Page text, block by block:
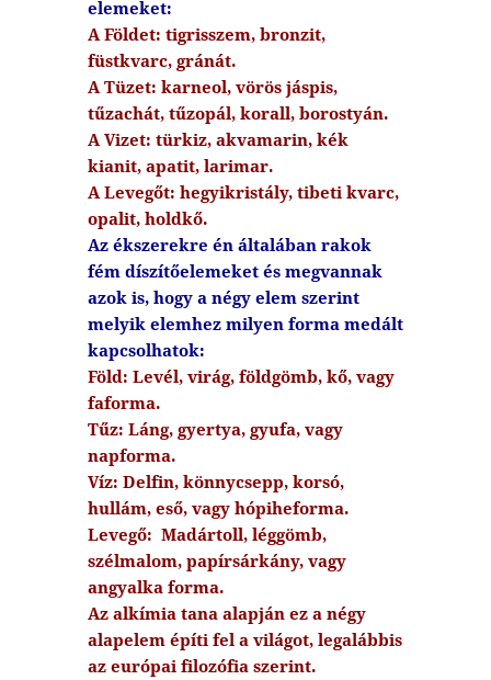
elemeket:
A Földet: tigrisszem, bronzit,
füstkvarc, gránát.
A Tüzet: karneol, vörös jáspis,
tűzachát, tűzopál, korall, borostyán.
A Vizet: türkiz, akvamarin, kék
kianit, apatit, larimar.
A Levegőt: hegyikristály, tibeti kvarc,
opalit, holdkő.
Az ékszerekre én általában rakok
fém díszítőelemeket és megvannak
azok is, hogy a négy elem szerint
melyik elemhez milyen forma medált
kapcsolhatok:
Föld: Levél, virág, földgömb, kő, vagy
faforma.
Tűz: Láng, gyertya, gyufa, vagy
napforma.
Víz: Delfin, könnycsepp, korsó,
hullám, eső, vagy hópiheforma.
Levegő: Madártoll, léggömb,
szélmalom, papírsárkány, vagy
angyalka forma.
Az alkímia tana alapján ez a négy
alapelem építi fel a világot, legalábbis
az európai filozófia szerint.